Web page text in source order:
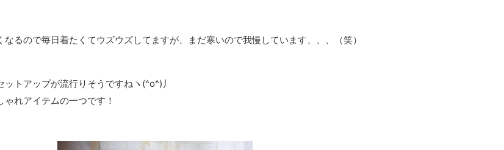
るので毎日着たくてウズウズしてますが、まだ寒いので我慢しています、、、（笑）
トアップが流行りそうですねヽ(^o^)丿
れアイテムの一つです！